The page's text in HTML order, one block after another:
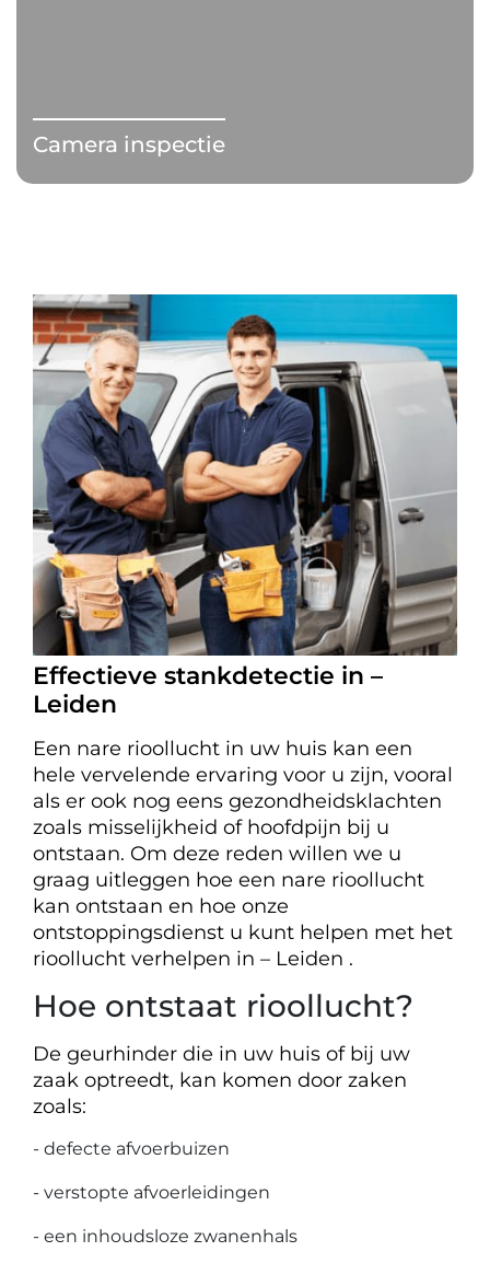
Camera inspectie
Effectieve stankdetectie in –
Leiden
Een nare rioollucht in uw huis kan een
hele vervelende ervaring voor u zijn, vooral
als er ook nog eens gezondheidsklachten
zoals misselijkheid of hoofdpijn bij u
ontstaan. Om deze reden willen we u
graag uitleggen hoe een nare rioollucht
kan ontstaan en hoe onze
ontstoppingsdienst u kunt helpen met het
rioollucht verhelpen in – Leiden .
Hoe ontstaat rioollucht?
De geurhinder die in uw huis of bij uw
zaak optreedt, kan komen door zaken
zoals:
- defecte afvoerbuizen
- verstopte afvoerleidingen
- een inhoudsloze zwanenhals